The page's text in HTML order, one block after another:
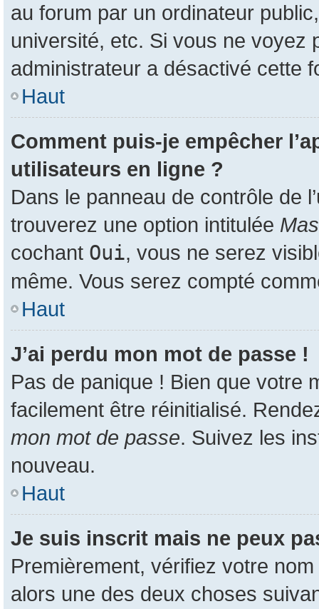
au forum par un ordinateur
université, etc. Si vous ne voyez
administrateur a désactivé cette
Haut
Comment puis-je empêcher
utilisateurs en ligne ?
Dans le panneau de contrôle de
trouverez une option intitulée
cochant Oui, vous ne serez
même. Vous serez compté
Haut
J’ai perdu mon mot de passe !
Pas de panique ! Bien que votre
facilement être réinitialisé.
mon mot de passe. Suivez les
nouveau.
Haut
Je suis inscrit mais ne peux
Premièrement, vérifiez votre
alors une des deux choses